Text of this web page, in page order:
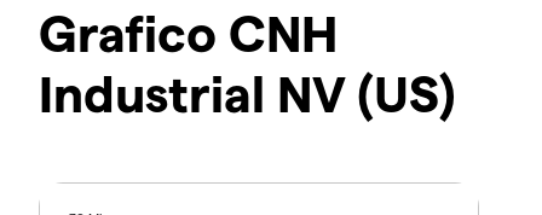
Grafico CNH
Industrial NV (US)